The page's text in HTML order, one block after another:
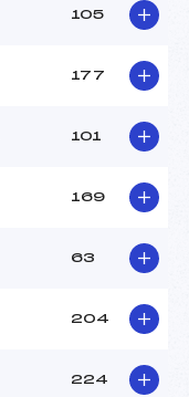
105
177
101
169
63
204
224